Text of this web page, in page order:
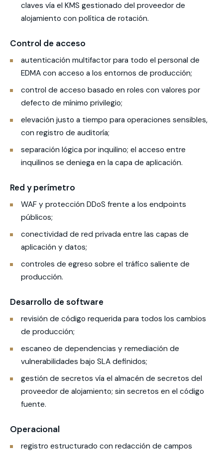
claves vía el KMS gestionado del proveedor de
alojamiento con política de rotación.
Control de acceso
autenticación multifactor para todo el personal de
EDMA con acceso a los entornos de producción;
control de acceso basado en roles con valores por
defecto de mínimo privilegio;
elevación justo a tiempo para operaciones sensibles,
con registro de auditoría;
separación lógica por inquilino; el acceso entre
inquilinos se deniega en la capa de aplicación.
Red y perímetro
WAF y protección DDoS frente a los endpoints
públicos;
conectividad de red privada entre las capas de
aplicación y datos;
controles de egreso sobre el tráfico saliente de
producción.
Desarrollo de software
revisión de código requerida para todos los cambios
de producción;
escaneo de dependencias y remediación de
vulnerabilidades bajo SLA definidos;
gestión de secretos vía el almacén de secretos del
proveedor de alojamiento; sin secretos en el código
fuente.
Operacional
registro estructurado con redacción de campos